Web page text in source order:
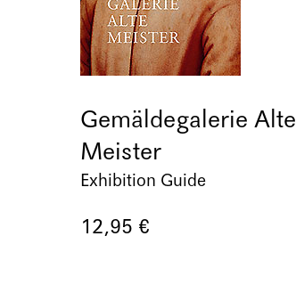
Gemäldegalerie Alte
Meister
Exhibition Guide
12,95 €